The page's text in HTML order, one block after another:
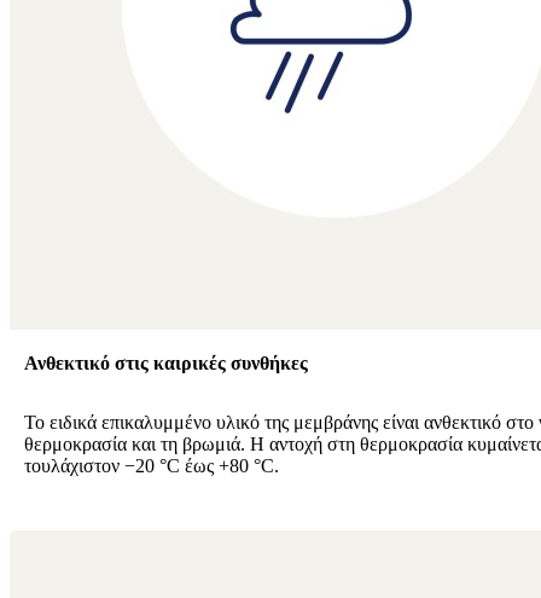
Ανθεκτικό στις καιρικές συνθήκες
Το ειδικά επικαλυμμένο υλικό της μεμβράνης είναι ανθεκτικό στο
θερμοκρασία και τη βρωμιά. Η αντοχή στη θερμοκρασία
τουλάχιστον −20 °C έως +80 °C.